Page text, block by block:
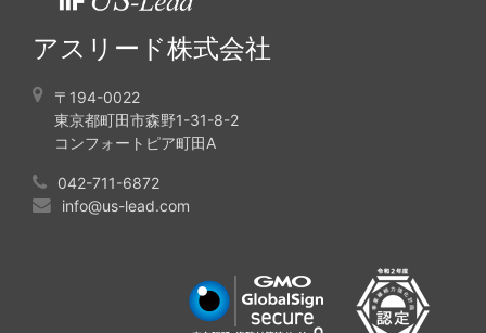
アスリード株式会社
〒194-0022
東京都町田市森野1-31-8-2
コンフォートピア町田A
042-711-6872
info@us-lead.com